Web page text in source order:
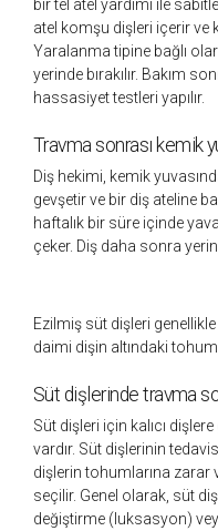
bir tel atel yardımı ile
atel komşu dişleri içerir ve
Yaralanma tipine bağlı
yerinde bırakılır. Bakım
hassasiyet testleri yapılır.
Travma sonrası kemik
Diş hekimi, kemik
gevşetir ve bir diş ateline
haftalık bir süre içinde
çeker. Diş daha sonra
Ezilmiş süt dişleri
daimi dişin altındaki
Süt dişlerinde travma
Süt dişleri için kalıcı
vardır. Süt dişlerinin
dişlerin tohumlarına
seçilir. Genel olarak, süt
değiştirme (luksasyon)